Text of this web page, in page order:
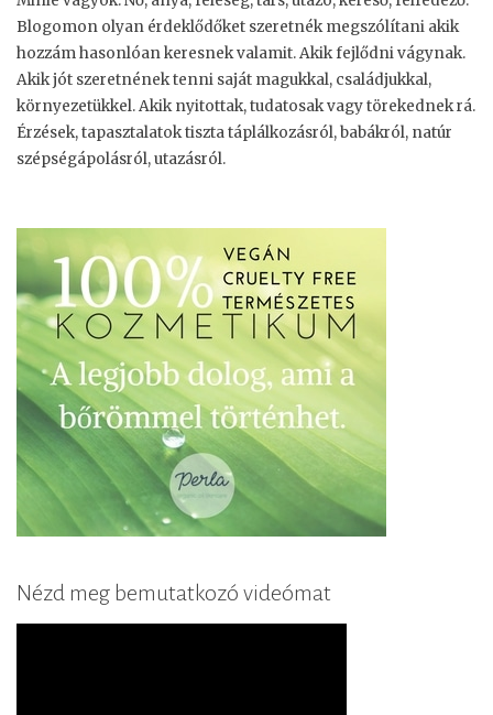
Blogomon olyan érdeklődőket szeretnék megszólítani akik
hozzám hasonlóan keresnek valamit. Akik fejlődni vágynak.
Akik jót szeretnének tenni saját magukkal, családjukkal,
környezetükkel. Akik nyitottak, tudatosak vagy törekednek rá.
Érzések, tapasztalatok tiszta táplálkozásról, babákról, natúr
szépségápolásról, utazásról.
Nézd meg bemutatkozó videómat